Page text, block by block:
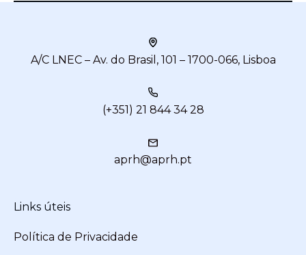
A/C LNEC – Av. do Brasil, 101 – 1700-066, Lisboa
(+351) 21 844 34 28
aprh@aprh.pt
Links úteis
Política de Privacidade